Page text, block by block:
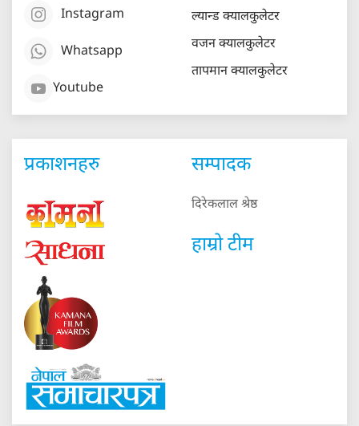
Instagram
Whatsapp
Youtube
ल्यान्ड क्यालकुलेटर
वजन क्यालकुलेटर
तापमान क्यालकुलेटर
प्रकाशनहरु सम्पादक
दिरेकलाल श्रेष्ठ
हाम्रो टीम